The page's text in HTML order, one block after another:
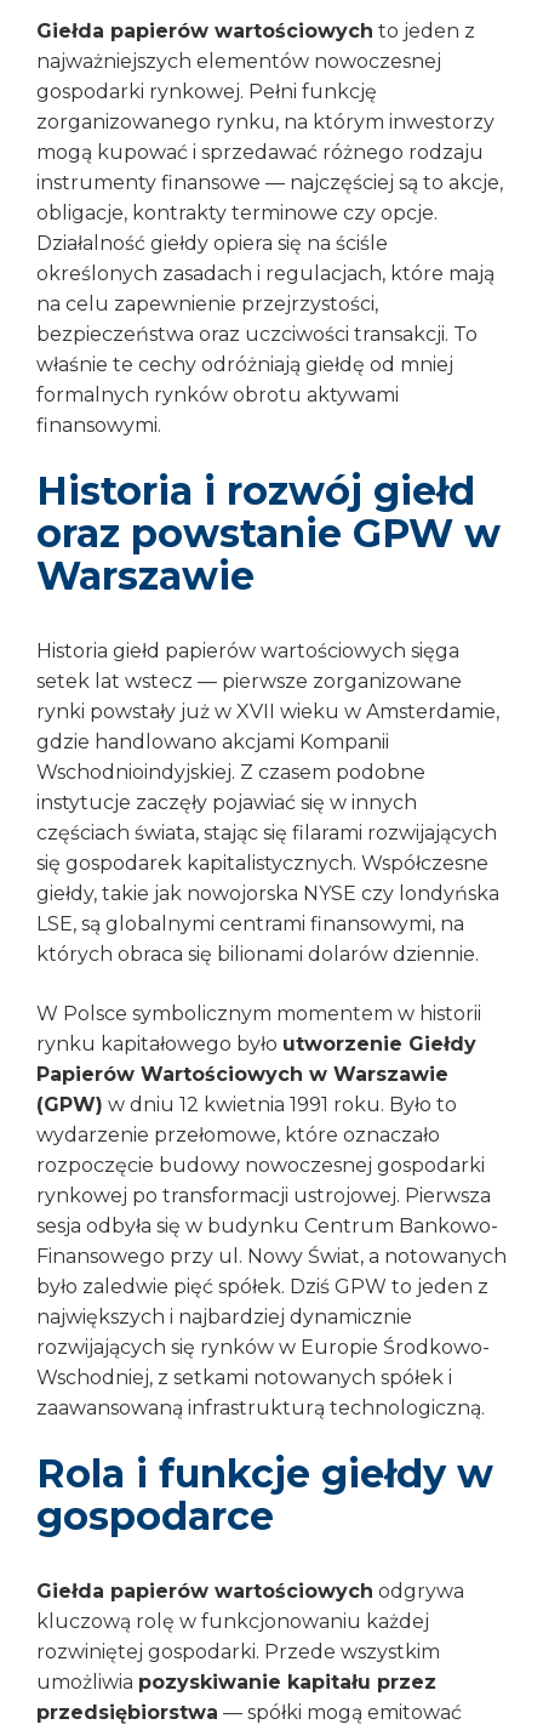
Giełda papierów wartościowych to jeden z
najważniejszych elementów nowoczesnej
gospodarki rynkowej. Pełni funkcję
zorganizowanego rynku, na którym inwestorzy
mogą kupować i sprzedawać różnego rodzaju
instrumenty finansowe — najczęściej są to akcje,
obligacje, kontrakty terminowe czy opcje.
Działalność giełdy opiera się na ściśle
określonych zasadach i regulacjach, które mają
na celu zapewnienie przejrzystości,
bezpieczeństwa oraz uczciwości transakcji. To
właśnie te cechy odróżniają giełdę od mniej
formalnych rynków obrotu aktywami
finansowymi.
Historia i rozwój giełd
oraz powstanie GPW w
Warszawie
Historia giełd papierów wartościowych sięga
setek lat wstecz — pierwsze zorganizowane
rynki powstały już w XVII wieku w Amsterdamie,
gdzie handlowano akcjami Kompanii
Wschodnioindyjskiej. Z czasem podobne
instytucje zaczęły pojawiać się w innych
częściach świata, stając się filarami rozwijających
się gospodarek kapitalistycznych. Współczesne
giełdy, takie jak nowojorska NYSE czy londyńska
LSE, są globalnymi centrami finansowymi, na
których obraca się bilionami dolarów dziennie.
W Polsce symbolicznym momentem w historii
rynku kapitałowego było utworzenie Giełdy
Papierów Wartościowych w Warszawie
(GPW) w dniu 12 kwietnia 1991 roku. Było to
wydarzenie przełomowe, które oznaczało
rozpoczęcie budowy nowoczesnej gospodarki
rynkowej po transformacji ustrojowej. Pierwsza
sesja odbyła się w budynku Centrum Bankowo-
Finansowego przy ul. Nowy Świat, a notowanych
było zaledwie pięć spółek. Dziś GPW to jeden z
największych i najbardziej dynamicznie
rozwijających się rynków w Europie Środkowo-
Wschodniej, z setkami notowanych spółek i
zaawansowaną infrastrukturą technologiczną.
Rola i funkcje giełdy w
gospodarce
Giełda papierów wartościowych odgrywa
kluczową rolę w funkcjonowaniu każdej
rozwiniętej gospodarki. Przede wszystkim
umożliwia pozyskiwanie kapitału przez
przedsiębiorstwa — spółki mogą emitować